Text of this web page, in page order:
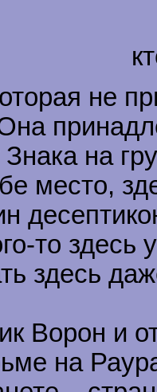
не
Знака на
место,
то здесь
здесь
Ворон и
на